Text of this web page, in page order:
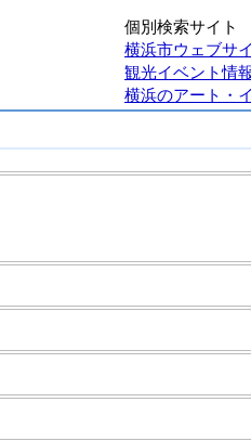
個別検索サイト
横浜市ウェブサ
観光イベント情
横浜のアート・